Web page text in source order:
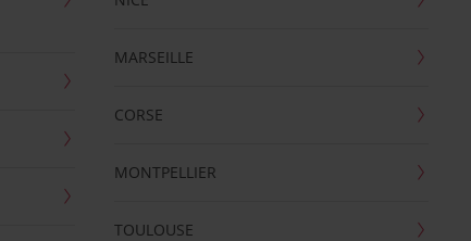
MARSEILLE
CORSE
MONTPELLIER
TOULOUSE